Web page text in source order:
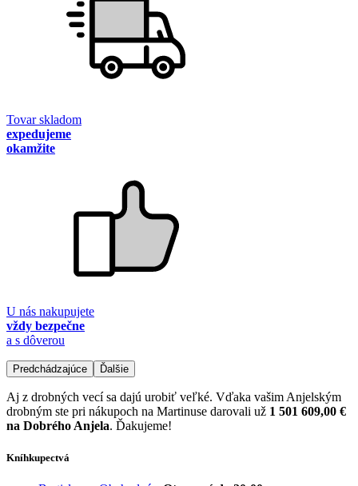
Tovar skladom
expedujeme
okamžite
U nás nakupujete
vždy bezpečne
a s dôverou
Predchádzajúce Ďalšie
Aj z drobných vecí sa dajú urobiť veľké. Vďaka vašim Anjelským
drobným ste pri nákupoch na Martinuse darovali už 1 501 609,00 €
na Dobrého Anjela. Ďakujeme!
Kníhkupectvá